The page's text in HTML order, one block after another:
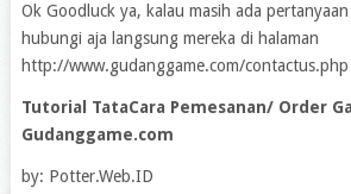
Ok Goodluck ya, kalau masih ada
hubungi aja langsung mereka di halaman
http://www.gudanggame.com/contactus.php
Tutorial TataCara Pemesanan/ Order
Gudanggame.com
by: Potter.Web.ID